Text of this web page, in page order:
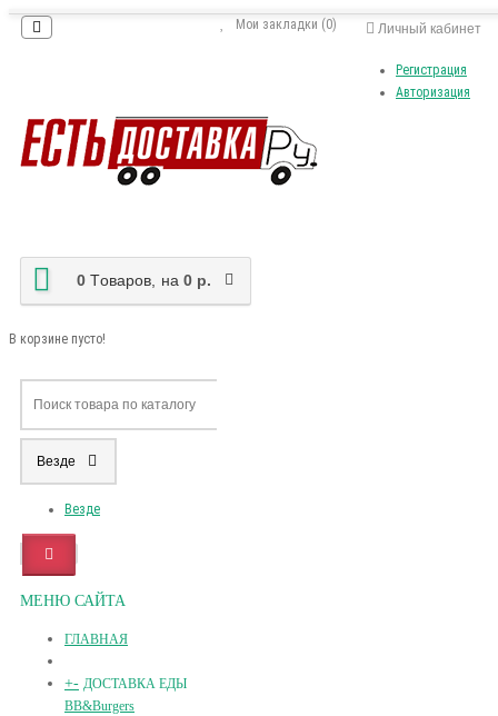
Личный кабинет
Регистрация
Авторизация
Мои закладки (0)
0 Tоваров, на 0 р.
В корзине пусто!
Везде
Везде
МЕНЮ САЙТА
ГЛАВНАЯ
+- ДОСТАВКА ЕДЫ
BB&Burgers